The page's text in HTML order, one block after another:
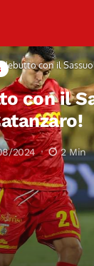
debutto con il
con il
2024 2 Min